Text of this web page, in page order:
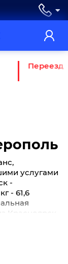
Переезд
услугами
-
- 61,6
Красноярск
Если вы
по
вас